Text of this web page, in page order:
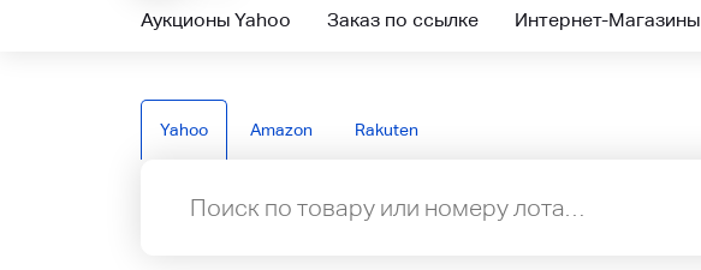
Аукционы Yahoo Заказ по ссылке Интернет-Магазины
Yahoo Amazon Rakuten